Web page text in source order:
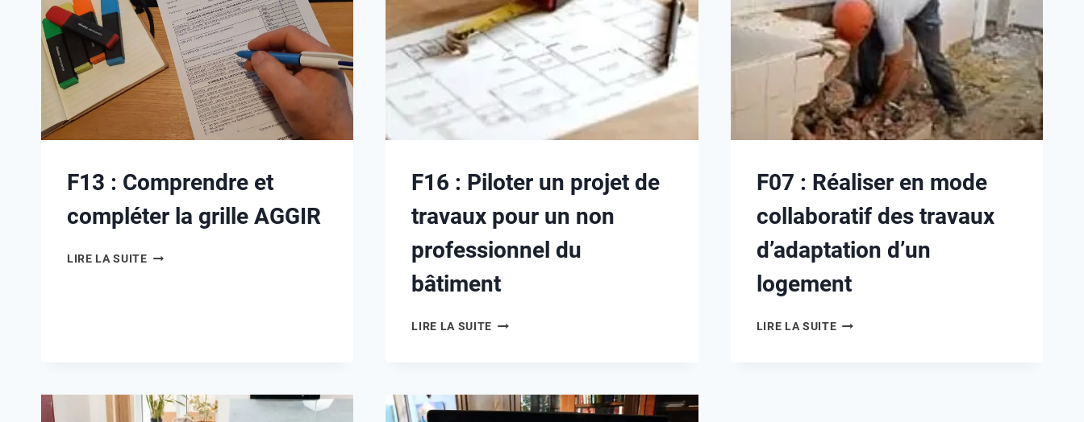
F13 : Comprendre et
compléter la grille AGGIR
LIRE LA SUITE
F16 : Piloter un projet de
travaux pour un non
professionnel du
bâtiment
LIRE LA SUITE
F07 : Réaliser en mode
collaboratif des travaux
d’adaptation d’un
logement
LIRE LA SUITE